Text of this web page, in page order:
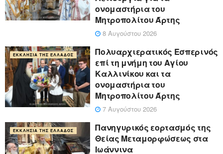
ονομαστήρια του
Μητροπολίτου Άρτης
8 Αυγούστου 2026
ΕΚΚΛΗΣΊΑ ΤΗΣ ΕΛΛΆΔΟΣ
Πολυαρχιερατικός Εσπερινός
επί τη μνήμη του Αγίου
Καλλινίκου και τα
ονομαστήρια του
Μητροπολίτου Άρτης
7 Αυγούστου 2026
ΕΚΚΛΗΣΊΑ ΤΗΣ ΕΛΛΆΔΟΣ
Πανηγυρικός εορτασμός της
Θείας Μεταμορφώσεως στα
Ιωάννινα